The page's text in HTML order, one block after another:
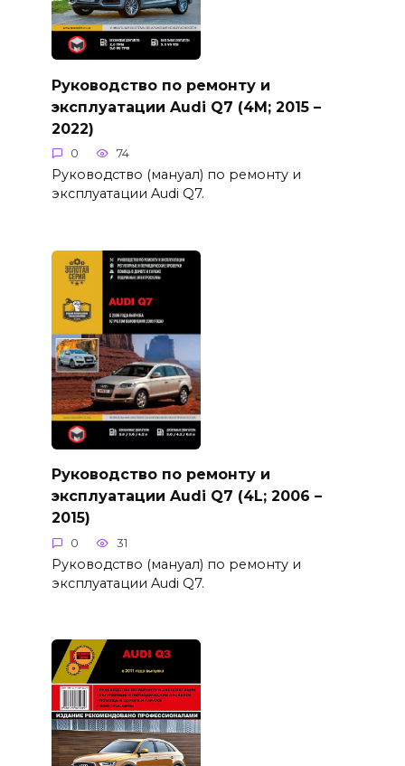
Руководство по ремонту и
эксплуатации Audi Q7 (4M; 2015 –
2022)
0 74
Руководство (мануал) по ремонту и
эксплуатации Audi Q7.
Руководство по ремонту и
эксплуатации Audi Q7 (4L; 2006 –
2015)
0 31
Руководство (мануал) по ремонту и
эксплуатации Audi Q7.